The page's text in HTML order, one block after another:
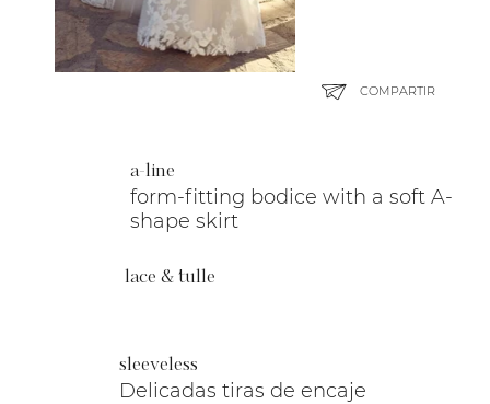
a-line
form-fitting bodice with a soft A-
shape skirt
lace & tulle
sleeveless
Delicadas tiras de encaje
COMPARTIR